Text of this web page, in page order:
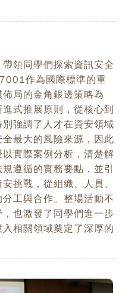
領同學們探索資訊安全
作為國際標準的重
局的金角銀邊策略為
式推展原則，從核心到
強調了人才在資安領域
最大的風險來源，因此
實際案例分析，清楚解
遵循的實務要點，並引
挑戰，從組織、人員、
工與合作。整場活動不
也激發了同學們進一步
相關領域奠定了深厚的